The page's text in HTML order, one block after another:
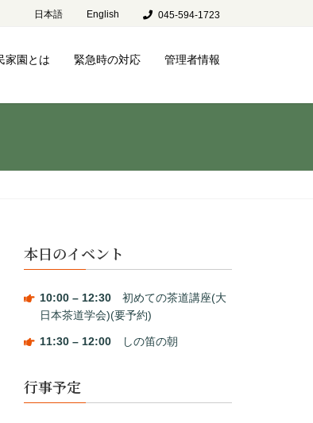
日本語 English 045-594-1723
家園とは 緊急時の対応 管理者情報
本日のイベント
10:00 – 12:30初めての茶道講座(大
日本茶道学会)(要予約)
11:30 – 12:00しの笛の朝
行事予定